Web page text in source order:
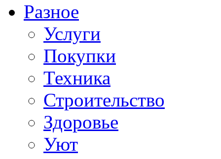
Разное
Услуги
Покупки
Техника
Строительство
Здоровье
Уют